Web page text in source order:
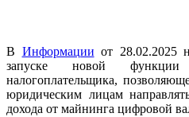
В Информации от 28.02.2025
запуске новой
налогоплательщика,
юридическим лицам
дохода от майнинга цифровой